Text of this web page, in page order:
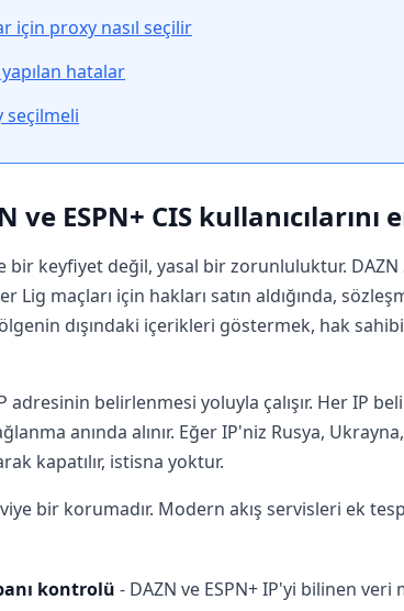
için proxy nasıl seçilir
hatalar
seçilmeli
ESPN+ CIS kullanıcılarını
bir keyfiyet değil, yasal bir zorunluluktur.
Lig maçları için hakları satın aldığında,
dışındaki içerikleri göstermek, hak
adresinin belirlenmesi yoluyla çalışır. Her IP
anında alınır. Eğer IP'niz Rusya,
kapatılır, istisna yoktur.
bir korumadır. Modern akış servisleri ek
kontrolü - DAZN ve ESPN+ IP'yi bilinen veri